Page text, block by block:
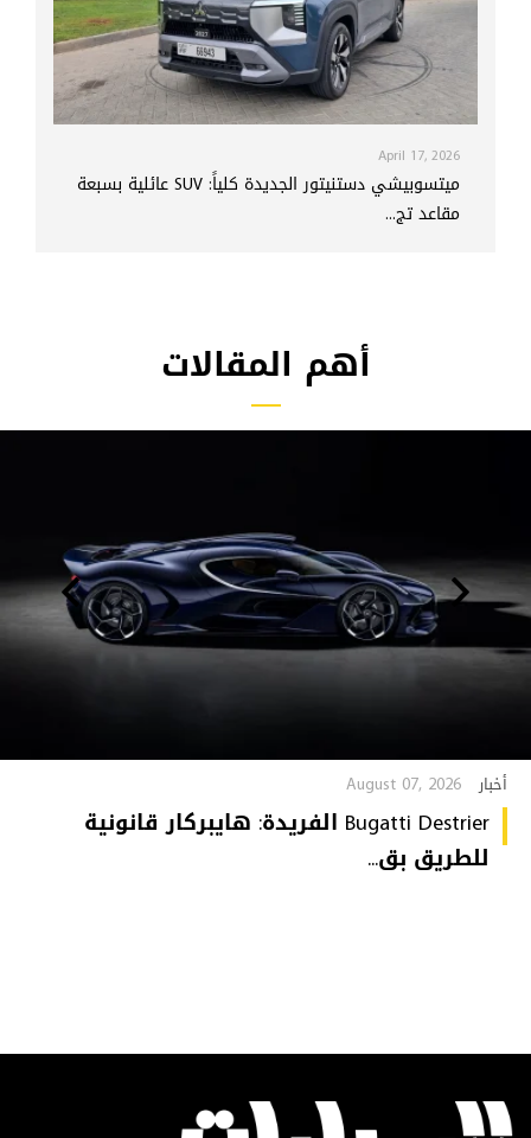
April 17, 2026
ميتسوبيشي دستنيتور الجديدة كلياً: SUV عائلية بسبعة
مقاعد تج...
أهم المقالات
أخبار August 07, 2026
Bugatti Destrier الفريدة: هايبركار قانونية
للطريق بق...